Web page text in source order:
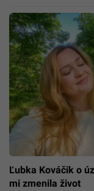
Ľubka Kováčik o
mi zmenila život